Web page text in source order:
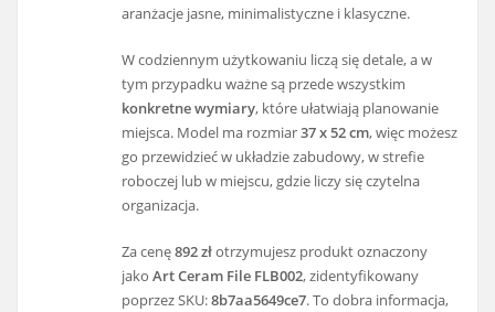
aranżacje jasne, minimalistyczne i klasyczne.
W codziennym użytkowaniu liczą się detale, a w
tym przypadku ważne są przede wszystkim
konkretne wymiary, które ułatwiają planowanie
miejsca. Model ma rozmiar37 x 52 cm, więc możesz
go przewidzieć w układzie zabudowy, w strefie
roboczej lub w miejscu, gdzie liczy się czytelna
organizacja.
Za cenę892 złotrzymujesz produkt oznaczony
jakoArt Ceram File FLB002, zidentyfikowany
poprzez SKU:8b7aa5649ce7. To dobra informacja,